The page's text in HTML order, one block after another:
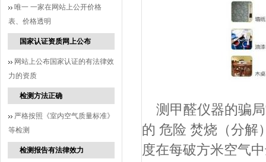
唯一 一家在网站上公开价格
表、价格透明
国家认证资质网上公布
网站上公布国家认证的有法律效
力的资质
检测方法正确
严格按照《室内空气质量标准》
等检测
检测报告有法律效力
测甲醛仪器的骗
的 危险 焚烧（分解
度在每破方米空气